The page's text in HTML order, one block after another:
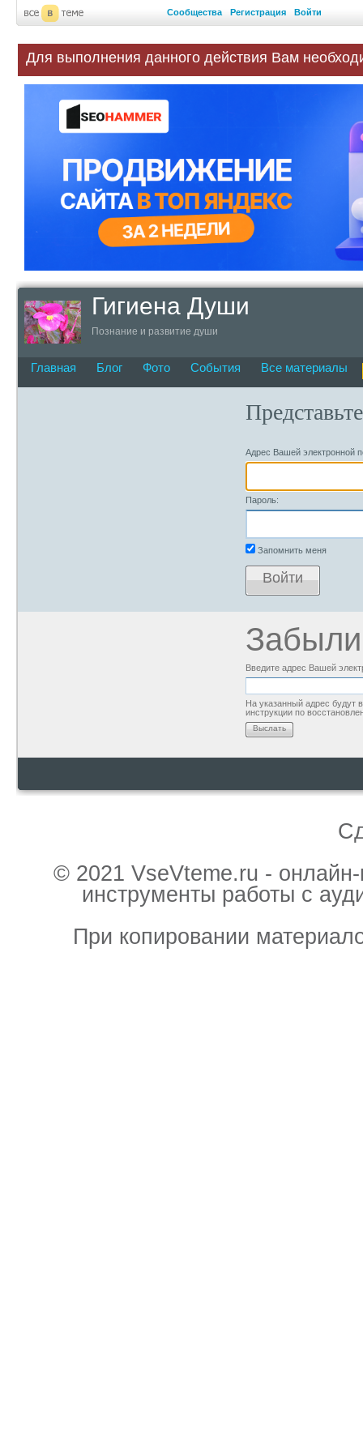
Сообщества Регистрация Войти
Для выполнения данного действия Вам
Гигиена Души
Познание и развитие души
Главная Блог Фото События Все материалы
Адрес Вашей электронной
Пароль:
Запомнить меня
Войти
Введите адрес Вашей
На указанный адрес будут
инструкции по
Выслать
© 2021 VseVteme.ru -
инструменты работы с
При копировании